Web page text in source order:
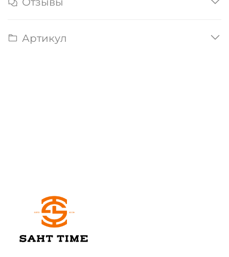
Артикул